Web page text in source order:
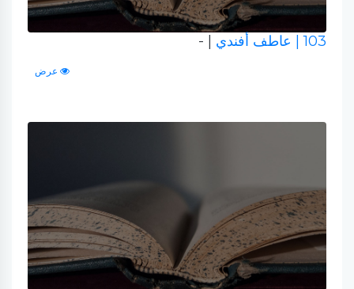
103 | عاطف أفندي | -
عرض